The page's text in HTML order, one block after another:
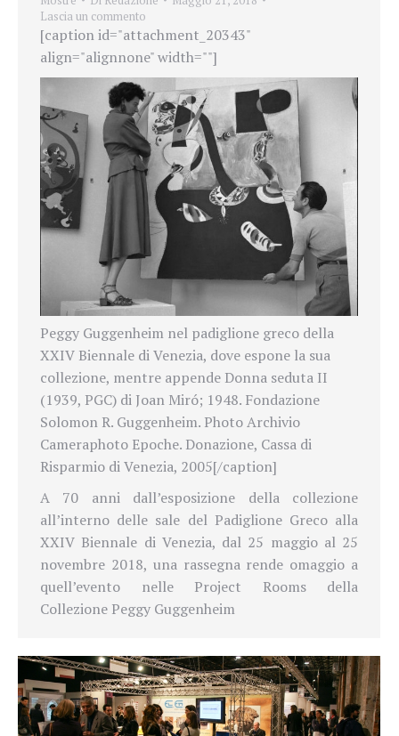
Lascia un commento
[caption id="attachment_20343"
align="alignnone" width=""]
Peggy Guggenheim nel padiglione greco della
XXIV Biennale di Venezia, dove espone la sua
collezione, mentre appende Donna seduta II
(1939, PGC) di Joan Miró; 1948. Fondazione
Solomon R. Guggenheim. Photo Archivio
Cameraphoto Epoche. Donazione, Cassa di
Risparmio di Venezia, 2005[/caption]
A 70 anni dall’esposizione della collezione
all’interno delle sale del Padiglione Greco alla
XXIV Biennale di Venezia, dal 25 maggio al 25
novembre 2018, una rassegna rende omaggio a
quell’evento nelle Project Rooms della
Collezione Peggy Guggenheim